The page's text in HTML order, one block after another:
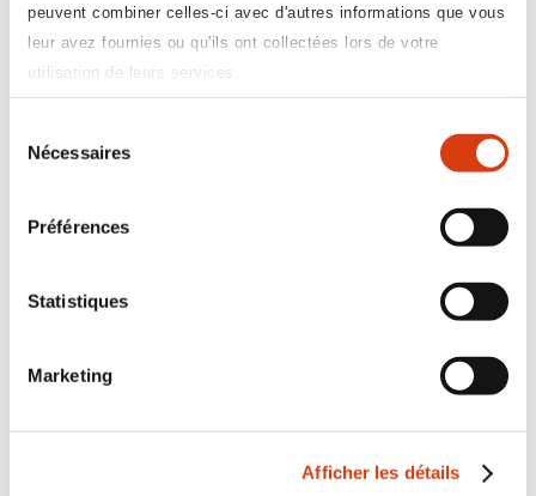
peuvent combiner celles-ci avec d'autres informations que vous
leur avez fournies ou qu'ils ont collectées lors de votre
utilisation de leurs services.
Nécessaires
Préférences
Statistiques
Marketing
Afficher les détails
basés à Paris. Elle est organisée en plusieurs pôles :
• Conseil et accompagnement des entreprises,
• Formation
• Développement et innovation
pilotage paritaire)
avez besoin d'un accompagnement ? Prenez contact
via le formulaire.